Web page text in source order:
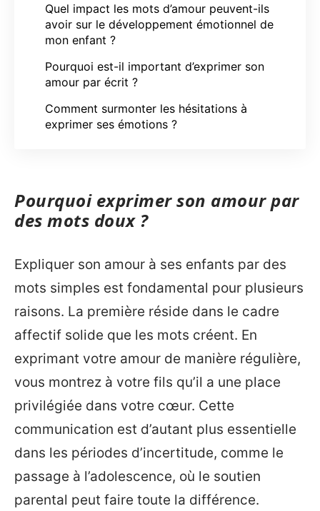
Quel impact les mots d’amour peuvent-ils
avoir sur le développement émotionnel de
mon enfant ?
Pourquoi est-il important d’exprimer son
amour par écrit ?
Comment surmonter les hésitations à
exprimer ses émotions ?
Pourquoi exprimer son amour par
des mots doux ?
Expliquer son amour à ses enfants par des
mots simples est fondamental pour plusieurs
raisons. La première réside dans le cadre
affectif solide que les mots créent. En
exprimant votre amour de manière régulière,
vous montrez à votre fils qu’il a une place
privilégiée dans votre cœur. Cette
communication est d’autant plus essentielle
dans les périodes d’incertitude, comme le
passage à l’adolescence, où le soutien
parental peut faire toute la différence.